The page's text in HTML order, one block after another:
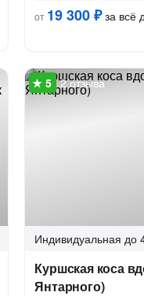
от 19 300 ₽за всё
2 отзыва
Индивидуальная до
Куршская коса
Янтарного)